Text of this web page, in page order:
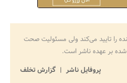
را تایید می‌کند ولی مسئولیت صحت
بر عهده ناشر است.
پروفایل ناشر
گزارش تخلف